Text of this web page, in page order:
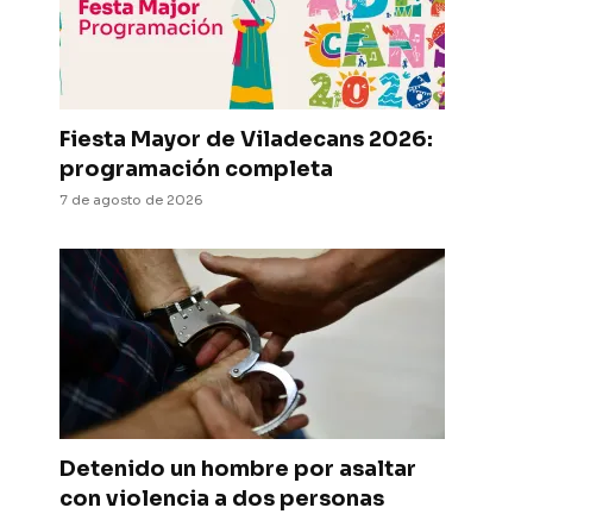
Fiesta Mayor de Viladecans 2026:
programación completa
7 de agosto de 2026
Detenido un hombre por asaltar
con violencia a dos personas